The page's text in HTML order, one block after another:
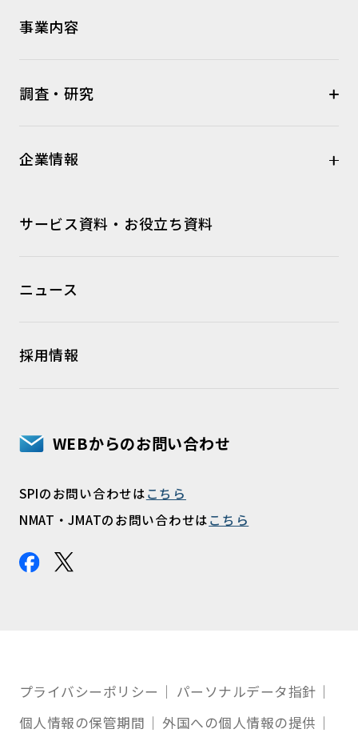
事業内容
調査・研究
企業情報
サービス資料・お役立ち資料
ニュース
採用情報
WEBからのお問い合わせ
SPIのお問い合わせはこちら
NMAT・JMATのお問い合わせはこちら
プライバシーポリシー
パーソナルデータ指針
個人情報の保管期間
外国への個人情報の提供